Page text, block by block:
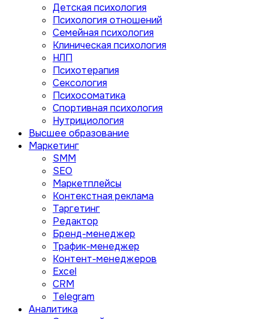
Детская психология
Психология отношений
Семейная психология
Клиническая психология
НЛП
Психотерапия
Сексология
Психосоматика
Спортивная психология
Нутрициология
Высшее образование
Маркетинг
SMM
SEO
Маркетплейсы
Контекстная реклама
Таргетинг
Редактор
Бренд-менеджер
Трафик-менеджер
Контент-менеджеров
Excel
CRM
Telegram
Аналитика